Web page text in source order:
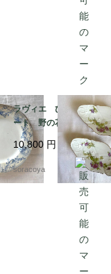
ラヴィエ ひし形プレ
ート 野の花 オード
ブル プチガトー お
やつおつまみ 2枚セッ
ト 19twm70
10,800 円
soracoya